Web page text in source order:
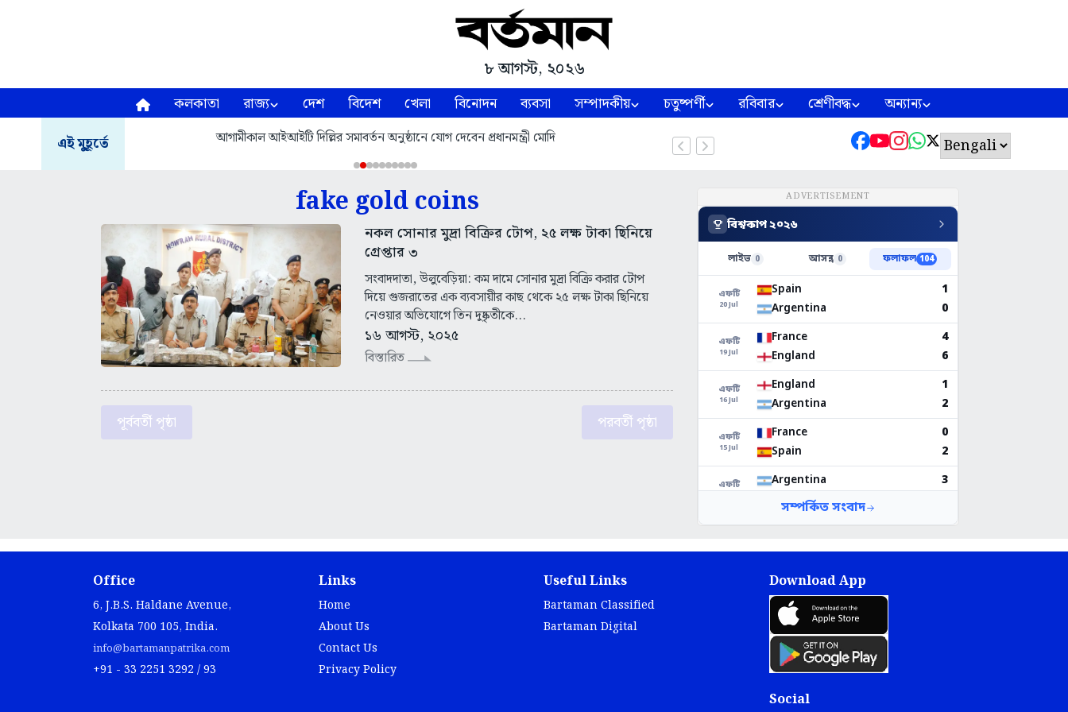
৮ আগস্ট, ২০২৬
কলকাতা রাজ্য দেশ বিদেশ খেলা বিনোদন ব্যবসা সম্পাদকীয় চতুষ্পর্ণী রবিবার শ্রেণীবদ্ধ অন্যান্য
এই মুহূর্তে আগামীকাল আইআইটি দিল্লির সমাবর্তন অনুষ্ঠানে যোগ দেবেন প্রধানমন্ত্রী মোদি
fake gold coins
নকল সোনার মুদ্রা বিক্রির টোপ, ২৫ লক্ষ টাকা ছিনিয়ে
গ্রেপ্তার ৩
সংবাদদাতা, উলুবেড়িয়া: কম দামে সোনার মুদ্রা বিক্রি করার টোপ
দিয়ে গুজরাতের এক ব্যবসায়ীর কাছ থেকে ২৫ লক্ষ টাকা ছিনিয়ে
নেওয়ার অভিযোগে তিন দুষ্কৃতীকে...
১৬ আগস্ট, ২০২৫
বিস্তারিত
পূর্ববর্তী পৃষ্ঠা পরবর্তী পৃষ্ঠা
ADVERTISEMENT
Office
6, J.B.S. Haldane Avenue,
Kolkata 700 105, India.
info@bartamanpatrika.com
+91 - 33 2251 3292 / 93
Links
Home
About Us
Contact Us
Privacy Policy
Useful Links
Bartaman Classified
Bartaman Digital
Download App
Social